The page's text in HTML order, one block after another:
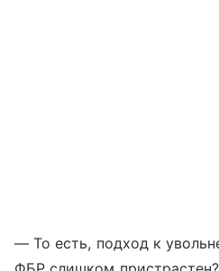
— То есть, подход к